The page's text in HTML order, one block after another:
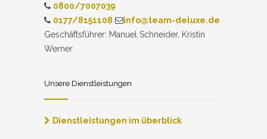
0800/7007039
0177/8151108
info@team-deluxe.de
Geschäftsführer: Manuel Schneider, Kristin
Werner
Unsere Dienstleistungen
Dienstleistungen im überblick